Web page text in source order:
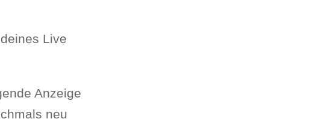
Live
Anzeige
neu